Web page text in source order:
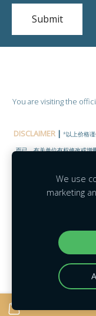
You are visiting the
DISCLAIMER| *以上价格
而已，有关单位有权修改或
We use
marketing